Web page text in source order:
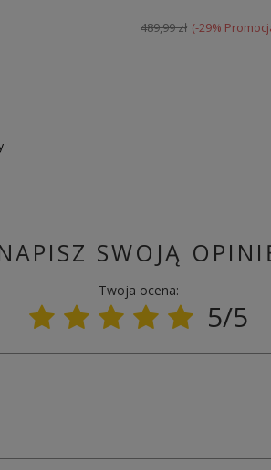
489,99 zł (-29%
SWOJĄ
Twoja ocena:
5/5